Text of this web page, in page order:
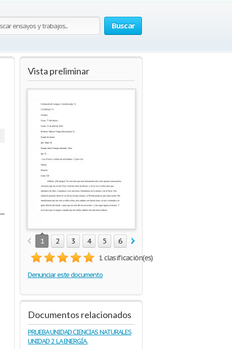
Buscar
Vista preliminar
1 2 3 4 5 6 7
1 clasificación(es)
Denunciar este documento
Documentos relacionados
PRUEBA UNIDAD CIENCIAS NATURALES
UNIDAD 2 LA ENERGÍA.